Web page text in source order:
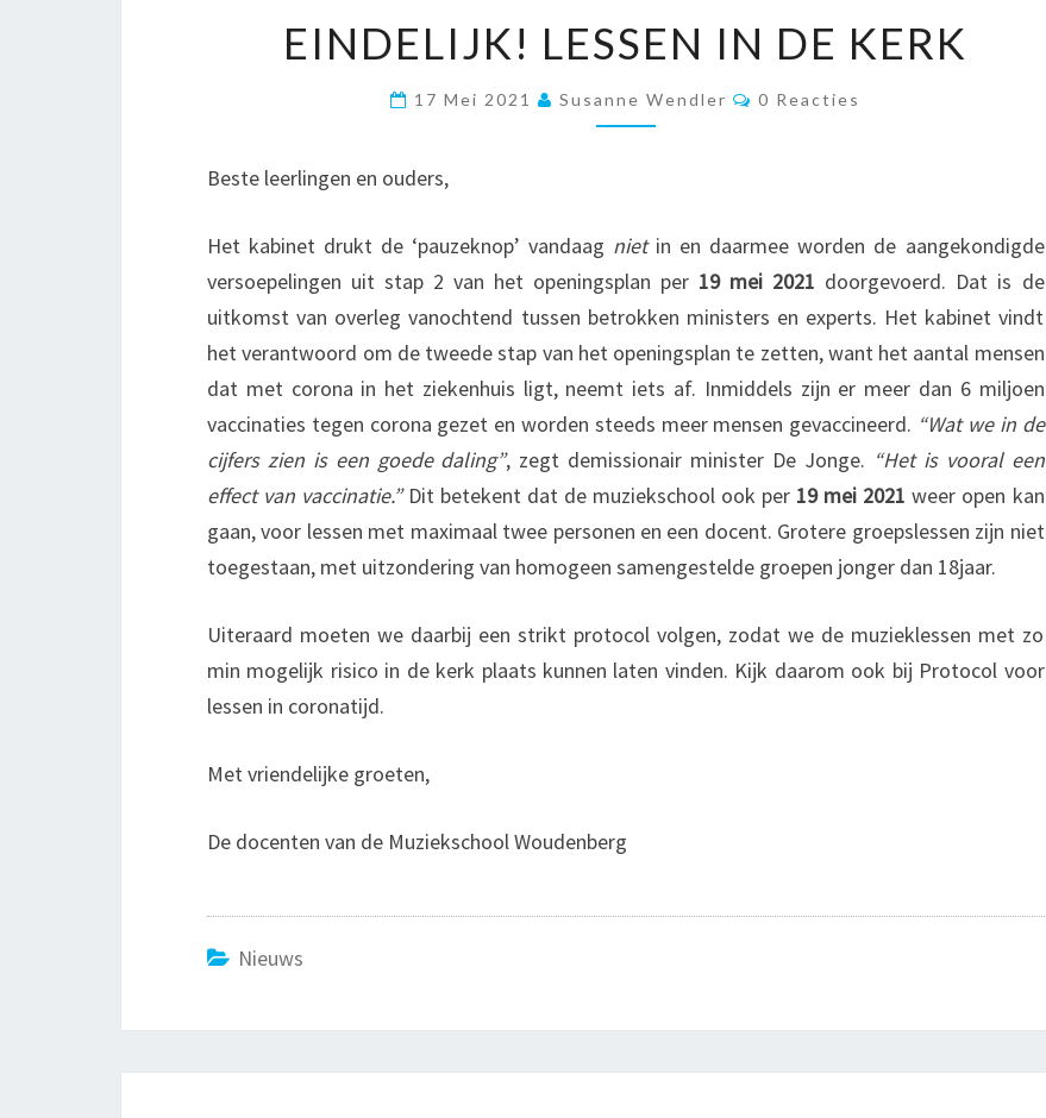
LESSEN
EINDELIJK! LESSEN IN DE KERK
17 Mei 2021 Susanne Wendler Reacties
0 Reacties
Beste leerlingen en ouders,
Het kabinet drukt de ‘pauzeknop’ vandaag nietin en daarmee worden de aangekondigde
versoepelingen uit stap 2 van het openingsplan per 19 mei 2021 doorgevoerd. Dat is de
uitkomst van overleg vanochtend tussen betrokken ministers en experts. Het kabinet vindt
het verantwoord om de tweede stap van het openingsplan te zetten, want het aantal mensen
dat met corona in het ziekenhuis ligt, neemt iets af. Inmiddels zijn er meer dan 6 miljoen
vaccinaties tegen corona gezet en worden steeds meer mensen gevaccineerd. “Wat we in de
cijfers zien is een goede daling”, zegt demissionair minister De Jonge. “Het is vooral een
effect van vaccinatie.” Dit betekent dat de muziekschool ook per 19 mei 2021 weer open kan
gaan, voor lessen met maximaal twee personen en een docent. Grotere groepslessen zijn niet
toegestaan, met uitzondering van homogeen samengestelde groepen jonger dan 18jaar.
Uiteraard moeten we daarbij een strikt protocol volgen, zodat we de muzieklessen met zo
min mogelijk risico in de kerk plaats kunnen laten vinden. Kijk daarom ook bij Protocol voor
lessen in coronatijd.
Met vriendelijke groeten,
De docenten van de Muziekschool Woudenberg
Nieuws